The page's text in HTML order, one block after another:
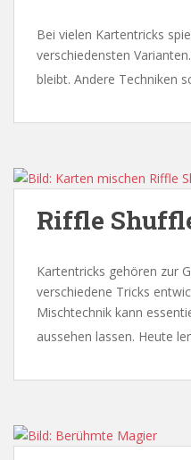
Bei vielen Kartentricks
verschiedensten
bleibt. Andere Techniken
Riffle
Kartentricks gehören zur
verschiedene Tricks
Mischtechnik kann
aussehen lassen. Heute